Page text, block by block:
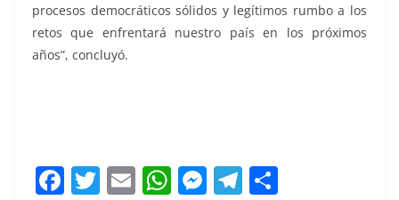
procesos democráticos sólidos y legítimos rumbo a los
retos que enfrentará nuestro país en los próximos
años”, concluyó.
F T E W M T